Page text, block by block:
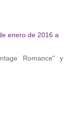
enero de 2016 a
Romance" y